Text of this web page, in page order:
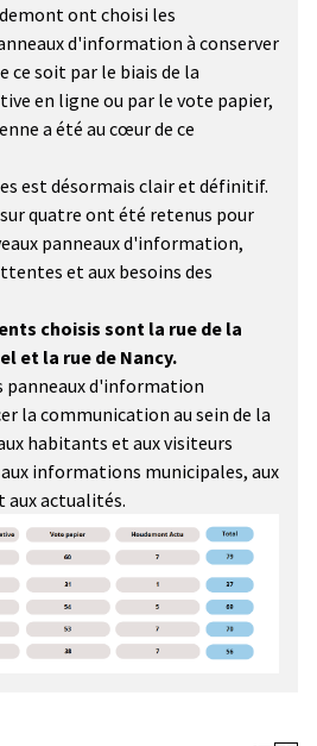
ont choisi les
d'information à conserver
ce soit par le biais de la
en ligne ou par le vote papier,
a été au cœur de ce
est désormais clair et définitif.
quatre ont été retenus pour
panneaux d'information,
et aux besoins des
choisis sont la rue de la
et la rue de Nancy.
panneaux d'information
la communication au sein de la
habitants et aux visiteurs
informations municipales, aux
aux actualités.